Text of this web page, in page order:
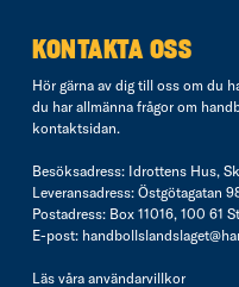
KONTAKTA OSS
Hör gärna av dig till oss om du
du har allmänna frågor om
kontaktsidan.
Besöksadress: Idrottens Hus,
Leveransadress: Östgötagatan
Postadress: Box 11016, 100 61
E-post:
Läs våra användarvillkor